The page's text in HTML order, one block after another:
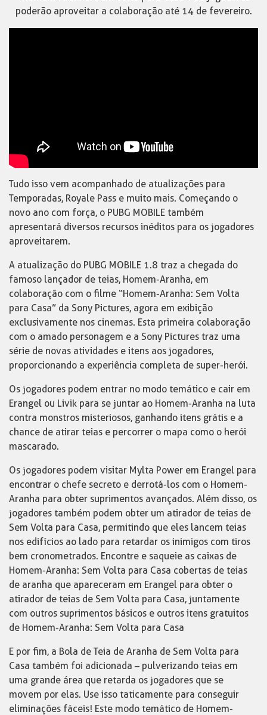
poderão aproveitar a colaboração até 14 de fevereiro.
Tudo isso vem acompanhado de atualizações para
Temporadas, Royale Pass e muito mais. Começando o
novo ano com força, o PUBG MOBILE também
apresentará diversos recursos inéditos para os jogadores
aproveitarem.
A atualização do PUBG MOBILE 1.8 traz a chegada do
famoso lançador de teias, Homem-Aranha, em
colaboração com o filme “Homem-Aranha: Sem Volta
para Casa” da Sony Pictures, agora em exibição
exclusivamente nos cinemas. Esta primeira colaboração
com o amado personagem e a Sony Pictures traz uma
série de novas atividades e itens aos jogadores,
proporcionando a experiência completa de super-herói.
Os jogadores podem entrar no modo temático e cair em
Erangel ou Livik para se juntar ao Homem-Aranha na luta
contra monstros misteriosos, ganhando itens grátis e a
chance de atirar teias e percorrer o mapa como o herói
mascarado.
Os jogadores podem visitar Mylta Power em Erangel para
encontrar o chefe secreto e derrotá-los com o Homem-
Aranha para obter suprimentos avançados. Além disso, os
jogadores também podem obter um atirador de teias de
Sem Volta para Casa, permitindo que eles lancem teias
nos edifícios ao lado para retardar os inimigos com tiros
bem cronometrados. Encontre e saqueie as caixas de
Homem-Aranha: Sem Volta para Casa cobertas de teias
de aranha que apareceram em Erangel para obter o
atirador de teias de Sem Volta para Casa, juntamente
com outros suprimentos básicos e outros itens gratuitos
de Homem-Aranha: Sem Volta para Casa
E por fim, a Bola de Teia de Aranha de Sem Volta para
Casa também foi adicionada – pulverizando teias em
uma grande área que retarda os jogadores que se
movem por elas. Use isso taticamente para conseguir
eliminações fáceis! Este modo temático de Homem-